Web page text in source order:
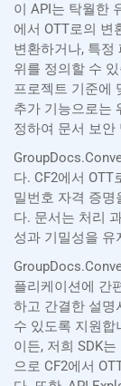
이 API는 탁월한
에서 OTT로의 변
변환하거나, 특정
위를 정의할 수
프로젝트 기준에
추가 기능으로는
정하여 문서 보안
다. CF2에서
밀번호 자격 증명
다. 문서는 처리
성과 기밀성을 유
플리케이션에 간
하고 간결한 설명
수 있도록 지원합
이든, 저희 SDK
으로 CF2에서